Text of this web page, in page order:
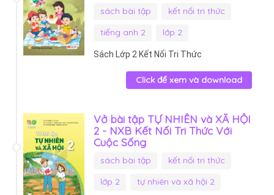
sách bài tập
kết nối tri thức
tiếng anh 2
lớp 2
Sách Lớp 2 Kết Nối Tri Thức
Click để xem và download
Vở bài tập TỰ NHIÊN và XÃ HỘI
2 - NXB Kết Nối Tri Thức Với
Cuộc Sống
sách bài tập
kết nối tri thức
lớp 2
tự nhiên và xã hội 2